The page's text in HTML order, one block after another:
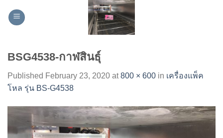
BSG4538-กาฬสินธุ์
Published February 23, 2020 at800 × 600 in เครื่องแพ็ค
โหล รุ่น BS-G4538